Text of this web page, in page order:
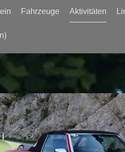
Fahrzeuge Aktivitäten